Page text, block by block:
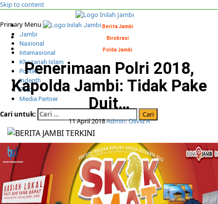
Skip to content
Primary Menu
Jambi
Nasional
Internasional
Khazanah Islam
Politik
Indepth
Foto
Media Partner
Cari untuk:
Berita Jambi
Birokrasi
Polda Jambi
Penerimaan Polri 2018,
Kapolda Jambi: Tidak Pake
Duit…
11 April 2018Admin: Olivia A